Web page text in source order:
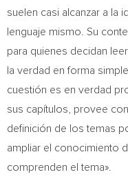
suelen casi alcanzar a la
lenguaje mismo. Su
para quienes decidan
la verdad en forma
cuestión es en verdad
sus capítulos, provee
definición de los temas
ampliar el conocimiento
comprenden el tema».